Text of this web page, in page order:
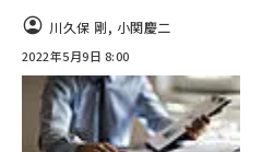
川久保 剛, 小関慶二
2022年5月9日 8:00